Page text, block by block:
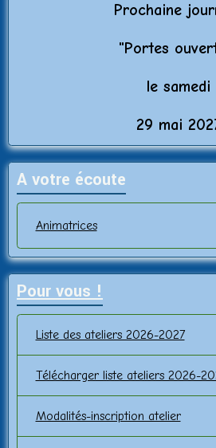
Prochaine
"Portes
le samedi
29 mai
A votre écoute
Animatrices
Pour vous !
Liste des ateliers 2026-2027
Télécharger liste ateliers 2026-
Modalités-inscription atelier